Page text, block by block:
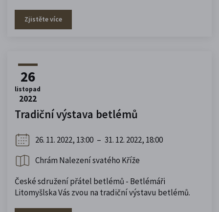
Zjistěte více
26
listopad
2022
Tradiční výstava betlémů
26. 11. 2022, 13:00 – 31. 12. 2022, 18:00
Chrám Nalezení svatého Kříže
České sdružení přátel betlémů - Betlémáři
Litomyšlska Vás zvou na tradiční výstavu betlémů.